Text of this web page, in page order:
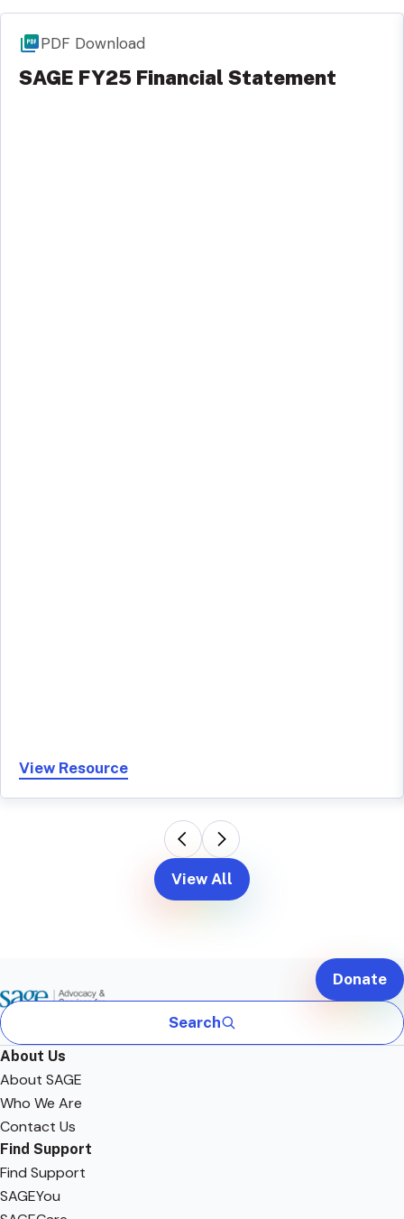
PDF Download
SAGE FY25 Financial Statement
View Resource
View All
Search
Donate
About Us
About SAGE
Who We Are
Contact Us
Find Support
Find Support
SAGEYou